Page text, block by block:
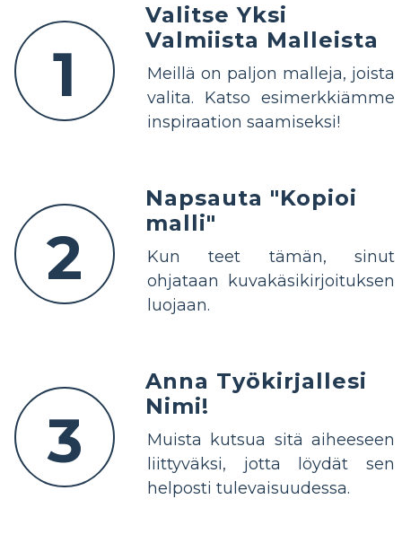
1
Valitse Yksi
Valmiista Malleista
Meillä on paljon malleja, joista
valita. Katso esimerkkiämme
inspiraation saamiseksi!
2
Napsauta "Kopioi
malli"
Kun teet tämän, sinut
ohjataan kuvakäsikirjoituksen
luojaan.
3
Anna Työkirjallesi
Nimi!
Muista kutsua sitä aiheeseen
liittyväksi, jotta löydät sen
helposti tulevaisuudessa.